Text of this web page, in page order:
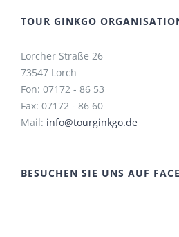
TOUR GINKGO
Lorcher Straße 26
73547 Lorch
Fon: 07172 - 86 53
Fax: 07172 - 86 60
Mail: info@tourginkgo.de
BESUCHEN SIE UNS AUF